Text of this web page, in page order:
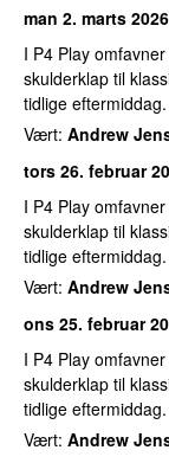
man 2. marts 2026
I P4 Play
skulderklap til
tidlige eftermiddag.
Vært: Andrew
tors 26. februar
I P4 Play
skulderklap til
tidlige eftermiddag.
Vært: Andrew
ons 25. februar
I P4 Play
skulderklap til
tidlige eftermiddag.
Vært: Andrew